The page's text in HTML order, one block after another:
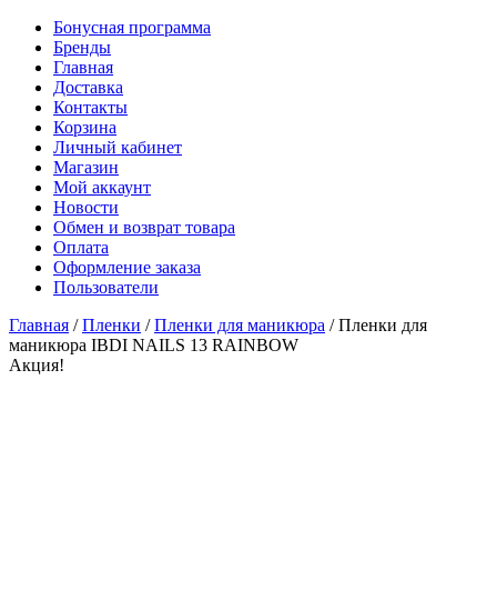
Бонусная программа
Бренды
Главная
Доставка
Контакты
Корзина
Личный кабинет
Магазин
Мой аккаунт
Новости
Обмен и возврат товара
Оплата
Оформление заказа
Пользователи
Главная /Пленки /Пленки для маникюра /Пленки для
маникюра IBDI NAILS 13 RAINBOW
Акция!